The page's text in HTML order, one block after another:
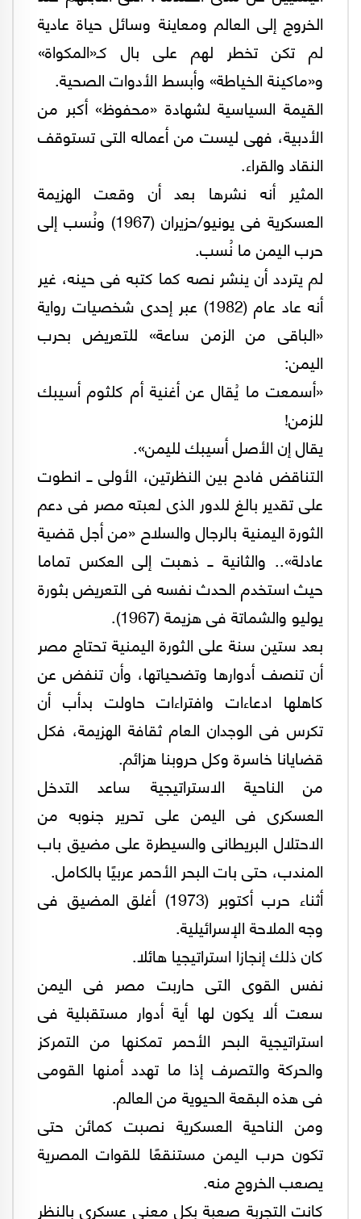
الخروج إلى العالم ومعاينة وسائل حياة عادية
لم تكن تخطر لهم على بال كـ«المكواة»
و«ماكينة الخياطة» وأبسط الأدوات الصحية.
القيمة السياسية لشهادة «محفوظ» أكبر من
الأدبية، فهى ليست من أعماله التى تستوقف
النقاد والقراء.
المثير أنه نشرها بعد أن وقعت الهزيمة
العسكرية فى يونيو/حزيران (1967) ونُسب إلى
حرب اليمن ما نُسب.
لم يتردد أن ينشر نصه كما كتبه فى حينه، غير
أنه عاد عام (1982) عبر إحدى شخصيات رواية
«الباقى من الزمن ساعة» للتعريض بحرب
اليمن:
«أسمعت ما يُقال عن أغنية أم كلثوم أسيبك
للزمن!
يقال إن الأصل أسيبك لليمن».
التناقض فادح بين النظرتين، الأولى ــ انطوت
على تقدير بالغ للدور الذى لعبته مصر فى دعم
الثورة اليمنية بالرجال والسلاح «من أجل قضية
عادلة».. والثانية ــ ذهبت إلى العكس تماما
حيث استخدم الحدث نفسه فى التعريض بثورة
يوليو والشماتة فى هزيمة (1967).
بعد ستين سنة على الثورة اليمنية تحتاج مصر
أن تنصف أدوارها وتضحياتها، وأن تنفض عن
كاهلها ادعاءات وافتراءات حاولت بدأب أن
تكرس فى الوجدان العام ثقافة الهزيمة، فكل
قضايانا خاسرة وكل حروبنا هزائم.
من الناحية الاستراتيجية ساعد التدخل
العسكرى فى اليمن على تحرير جنوبه من
الاحتلال البريطانى والسيطرة على مضيق باب
المندب، حتى بات البحر الأحمر عربيًا بالكامل.
أثناء حرب أكتوبر (1973) أغلق المضيق فى
وجه الملاحة الإسرائيلية.
كان ذلك إنجازا استراتيجيا هائلا.
نفس القوى التى حاربت مصر فى اليمن
سعت ألا يكون لها أية أدوار مستقبلية فى
استراتيجية البحر الأحمر تمكنها من التمركز
والحركة والتصرف إذا ما تهدد أمنها القومى
فى هذه البقعة الحيوية من العالم.
ومن الناحية العسكرية نصبت كمائن حتى
تكون حرب اليمن مستنقعًا للقوات المصرية
يصعب الخروج منه.
كانت التجربة صعبة بكل معنى عسكرى بالنظر